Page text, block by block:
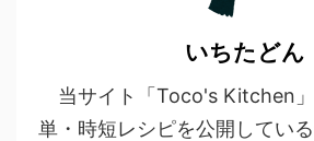
いちたどん
当サイト「Toco's Kitchen
単・時短レシピを公開してい